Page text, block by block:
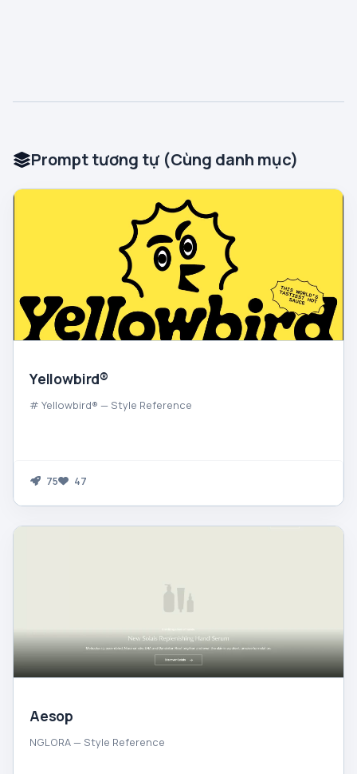
Prompt tương tự (Cùng danh mục)
Yellowbird®
# Yellowbird® — Style Reference
75 47
Aesop
NGLORA — Style Reference